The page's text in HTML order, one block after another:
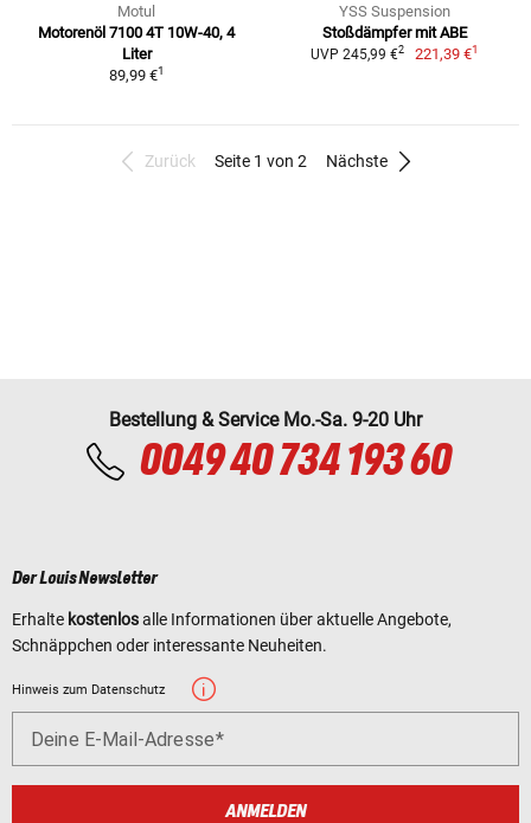
Motul
Motorenöl 7100 4T 10W-40, 4
Liter
89,99 €1
YSS Suspension
Stoßdämpfer mit ABE
UVP 245,99 €2 221,39 €1
Zurück Seite 1 von 2 Nächste
Bestellung & Service Mo.-Sa. 9-20 Uhr
0049 40 734 193 60
Der Louis Newsletter
Erhalte kostenlosalle Informationen über aktuelle Angebote,
Schnäppchen oder interessante Neuheiten.
Hinweis zum Datenschutz
Deine E-Mail-Adresse
ANMELDEN